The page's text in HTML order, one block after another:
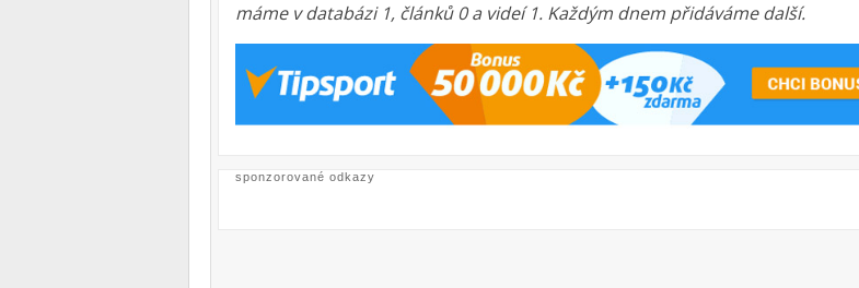
máme v databázi 1, článků 0 a videí 1. Každým dnem přidáváme další.
sponzorované odkazy